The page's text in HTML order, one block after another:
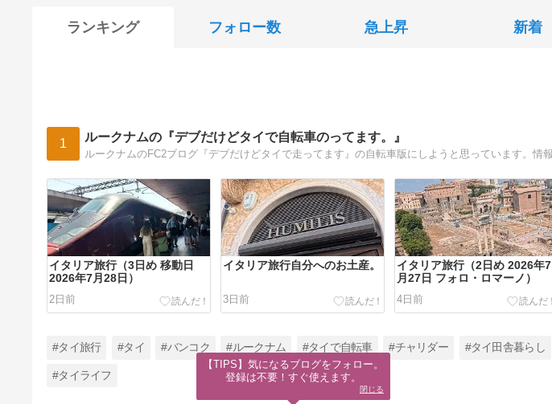
ランキング フォロー数 急上昇 新着
1 ルークナムの『デブだけどタイで自転車のってます。』
イタリア旅行（3日め 移動日
2026年7月28日）
2日前
イタリア旅行自分へのお土産。
3日前
イタリア旅行（2日め 2026年7
月27日 フォロ・ロマーノ）
4日前
#タイ旅行 #タイ #バンコク #ルークナム #タイで自転車 #チャリダー #タイ田舎暮らし
#タイライフ
【TIPS】気になるブログをフォロー。
登録は不要！すぐ使えます。
閉じる